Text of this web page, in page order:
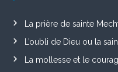
La prière de sainte
L’oubli de Dieu ou la
La mollesse et le